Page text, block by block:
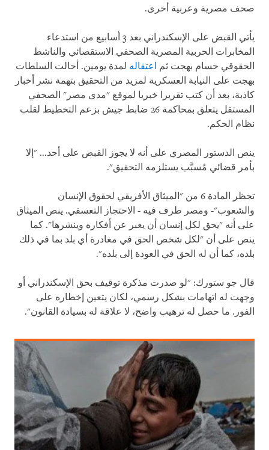
صحف مصرية وعربية أخرى.
يأتي القبض على الإسكندراني بعد 3 أسابيع من استدعاء
المخابرات الحربية المصرية الصحفي الاستقصائي والناشط
الحقوقي حسام بهجت ثم اعتقاله لمدة يومين. أحالت السلطات
بهجت على النيابة العسكرية لمزيد من التحقيق بتهمة نشر أخبار
كاذبة، بعد أن كتب تقريرا خبريا لموقع "مدى مصر" الصحفي
المستقل يتعلق بمحاكمة 26 ضابط جيش بزعم التخطيط لقلب
نظام الحكم.
ينص الدستور المصري على أنه لا يجوز القبض على أحد... "إلا
بأمر قضائي مُسبَّب يستلزمه التحقيق".
تحظر المادة 6 من "الميثاق الأفريقي لحقوق الإنسان
والشعوب"- ومصر طرف فيه - الاحتجاز التعسفي. ينص الميثاق
على أنه "يحق لكل إنسان أن يعبر عن أفكاره وينشرها". كما
ينص على أن "لكل شخص الحق في مغادرة أي بلد بما في ذلك
بلده، كما أن له الحق في العودة إلى بلده".
قال جو ستورك: "لو صدرت مذكرة توقيف بحق الإسكندراني أو
وجهت له اتهامات بشكل رسمي، لكان يتعين إخطاره على
الفور. ما حصل له ترهيب واضح، لا علاقة له بسيادة القانون".